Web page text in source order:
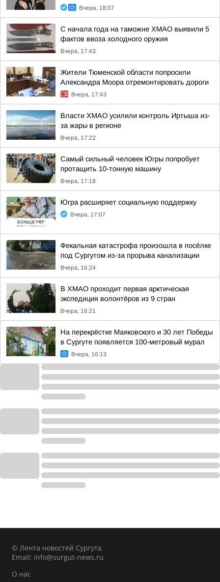
Вчера, 18:07
С начала года на таможне ХМАО выявили 5
фактов ввоза холодного оружия
Вчера, 17:43
Жители Тюменской области попросили
Александра Моора отремонтировать дороги
Вчера, 17:43
Власти ХМАО усилили контроль Иртыша из-
за жары в регионе
Вчера, 17:22
Самый сильный человек Югры попробует
протащить 10-тонную машину
Вчера, 17:18
Югра расширяет социальную поддержку
Вчера, 17:07
Фекальная катастрофа произошла в посёлке
под Сургутом из-за прорыва канализации
Вчера, 16:24
В ХМАО проходит первая арктическая
экспедиция волонтёров из 9 стран
Вчера, 16:21
На перекрёстке Маяковского и 30 лет Победы
в Сургуте появляется 100-метровый мурал
Вчера, 16:13
© Лента новостей Сургута
Email: info@surgut-news.ru
О нас